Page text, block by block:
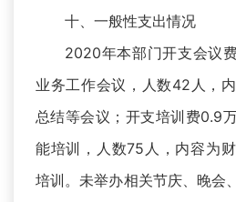
十、一般性支出情况
2020年本部门开支会议
业务工作会议，人数42人，
总结等会议；开支培训费0.9
能培训，人数75人，内容为
培训。未举办相关节庆、晚会